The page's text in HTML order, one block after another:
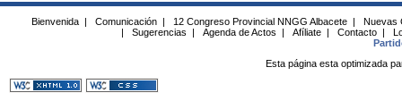
Bienvenida | Comunicación | 12 Congreso Provincial NNGG Albacete |
Nuevas
|
Sugerencias | Agenda de Actos | Afíliate | Contacto |
Esta página esta optimizada